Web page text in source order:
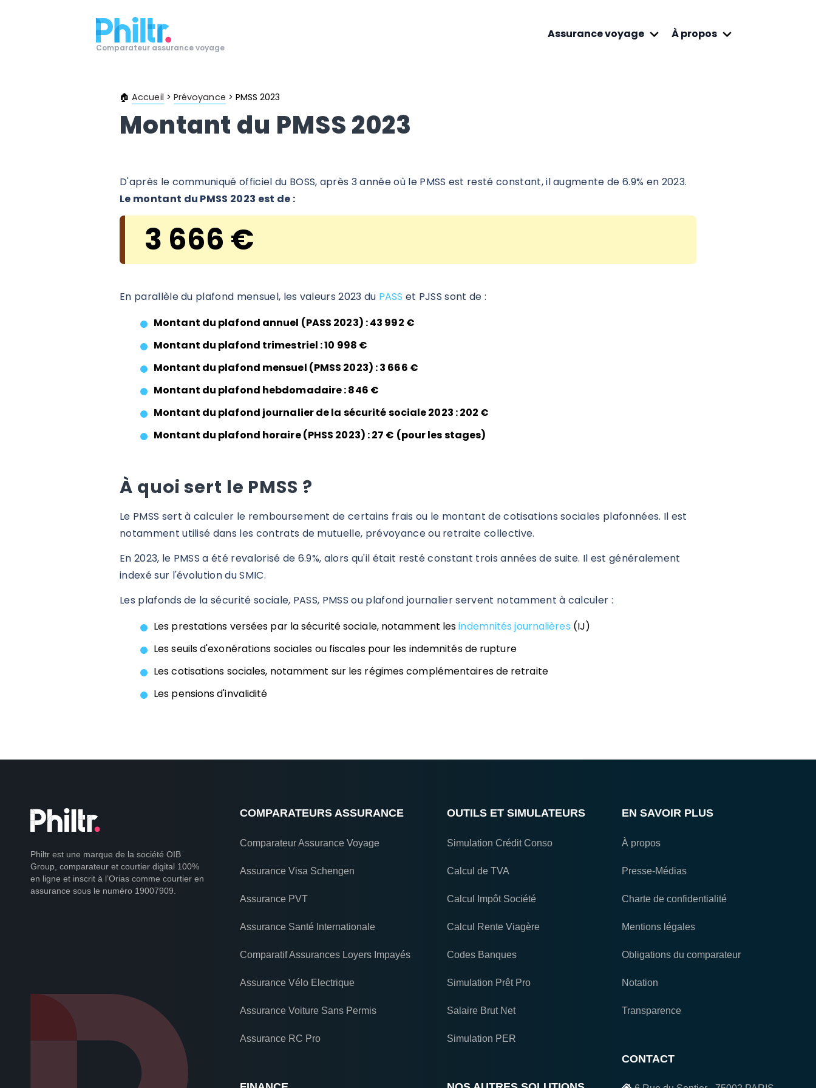
Comparateur assurance voyage
Assurance voyage À propos
🏠 Accueil > Prévoyance > PMSS 2023
Montant du PMSS 2023
D'après le communiqué officiel du BOSS, après 3 année où le PMSS est resté constant, il augmente de 6.9% en 2023.
Le montant du PMSS 2023 est de :
3 666 €
En parallèle du plafond mensuel, les valeurs 2023 du PASS et PJSS sont de :
Montant du plafond annuel (PASS 2023) : 43 992 €
Montant du plafond trimestriel : 10 998 €
Montant du plafond mensuel (PMSS 2023) : 3 666 €
Montant du plafond hebdomadaire : 846 €
Montant du plafond journalier de la sécurité sociale 2023 : 202 €
Montant du plafond horaire (PHSS 2023) : 27 € (pour les stages)
À quoi sert le PMSS ?
Le PMSS sert à calculer le remboursement de certains frais ou le montant de cotisations sociales plafonnées. Il est
notamment utilisé dans les contrats de mutuelle, prévoyance ou retraite collective.
En 2023, le PMSS a été revalorisé de 6.9%, alors qu'il était resté constant trois années de suite. Il est généralement
indexé sur l'évolution du SMIC.
Les plafonds de la sécurité sociale, PASS, PMSS ou plafond journalier servent notamment à calculer :
Les prestations versées par la sécurité sociale, notamment lesindemnités journalières (IJ)
Les seuils d'exonérations sociales ou fiscales pour les indemnités de rupture
Les cotisations sociales, notamment sur les régimes complémentaires de retraite
Les pensions d'invalidité
Philtr est une marque de la société OIB
Group, comparateur et courtier digital 100%
en ligne et inscrit à l’Orias comme courtier en
assurance sous le numéro 19007909.
COMPARATEURS ASSURANCE
Comparateur Assurance Voyage
Assurance Visa Schengen
Assurance PVT
Assurance Santé Internationale
Comparatif Assurances Loyers Impayés
Assurance Vélo Electrique
Assurance Voiture Sans Permis
Assurance RC Pro
OUTILS ET SIMULATEURS
Simulation Crédit Conso
Calcul de TVA
Calcul Impôt Société
Calcul Rente Viagère
Codes Banques
Simulation Prêt Pro
Salaire Brut Net
Simulation PER
EN SAVOIR PLUS
À propos
Presse-Médias
Charte de confidentialité
Mentions légales
Obligations du comparateur
Notation
Transparence
CONTACT